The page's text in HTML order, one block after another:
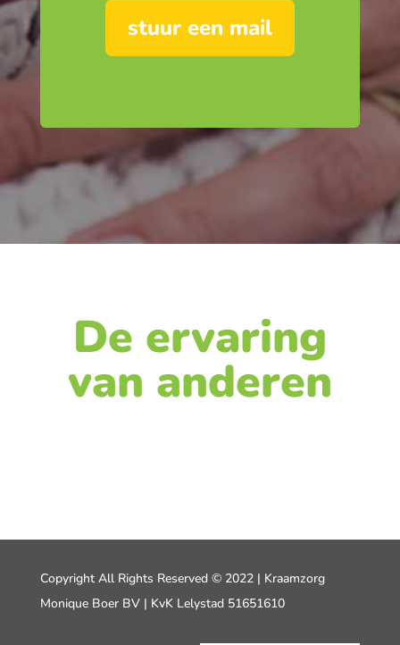
stuur een mail
De ervaring
van anderen
Copyright All Rights Reserved © 2022 | Kraamzorg
Monique Boer BV | KvK Lelystad 51651610